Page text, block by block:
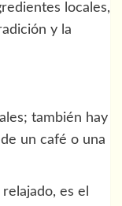
locales,
y la
también hay
un café o una
es el